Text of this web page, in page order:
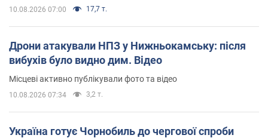
10.08.2026 07:00 17,7 т.
Дрони атакували НПЗ у Нижньокамську: після
вибухів було видно дим. Відео
Місцеві активно публікували фото та відео
10.08.2026 07:34 3,2 т.
Україна готує Чорнобиль до чергової спроби